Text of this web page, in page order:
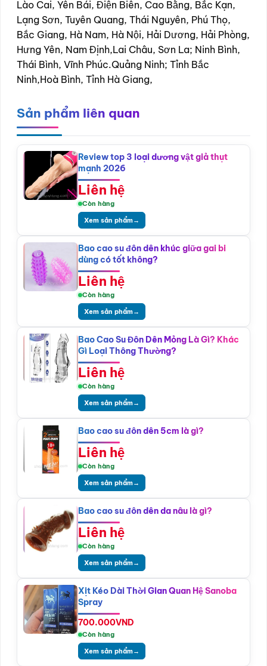
Lào Cai, Yên Bái, Điện Biên, Cao Bằng, Bắc Kạn,
Lạng Sơn, Tuyên Quang, Thái Nguyên, Phú Thọ,
Bắc Giang, Hà Nam, Hà Nội, Hải Dương, Hải Phòng,
Hưng Yên, Nam Định,Lai Châu, Sơn La; Ninh Bình,
Thái Bình, Vĩnh Phúc.Quảng Ninh; Tỉnh Bắc
Ninh,Hoà Bình, Tỉnh Hà Giang,
Sản phẩm liên quan
Review top 3 loại dương vật giả thụt
mạnh 2026
Liên hệ
Còn hàng
Xem sản phẩm→
Bao cao su đôn dên khúc giữa gai bi
dùng có tốt không?
Liên hệ
Còn hàng
Xem sản phẩm→
Bao Cao Su Đôn Dên Mỏng Là Gì? Khác
Gì Loại Thông Thường?
Liên hệ
Còn hàng
Xem sản phẩm→
Bao cao su đôn dên 5cm là gì?
Liên hệ
Còn hàng
Xem sản phẩm→
Bao cao su đôn dên da nâu là gì?
Liên hệ
Còn hàng
Xem sản phẩm→
Xịt Kéo Dài Thời Gian Quan Hệ Sanoba
Spray
700.000VND
Còn hàng
Xem sản phẩm→